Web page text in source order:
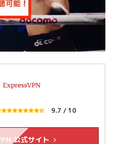
9.7 / 10
公式サイト